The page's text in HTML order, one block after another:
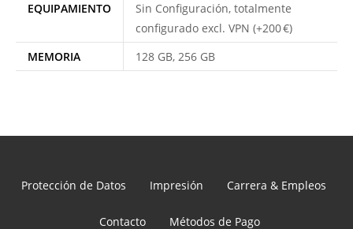
EQUIPAMIENTO
Sin Configuración, totalmente
configurado excl. VPN (+200 €)
MEMORIA
128 GB, 256 GB
Protección de Datos Impresión Carrera & Empleos
Contacto Métodos de Pago